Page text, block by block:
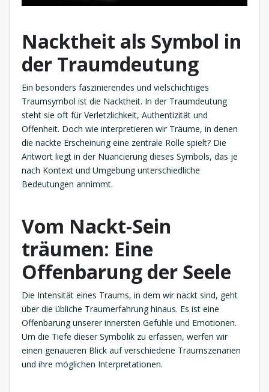
Nacktheit als Symbol in
der Traumdeutung
Ein besonders faszinierendes und vielschichtiges
Traumsymbol ist die Nacktheit. In der Traumdeutung
steht sie oft für Verletzlichkeit, Authentizität und
Offenheit. Doch wie interpretieren wir Träume, in denen
die nackte Erscheinung eine zentrale Rolle spielt? Die
Antwort liegt in der Nuancierung dieses Symbols, das je
nach Kontext und Umgebung unterschiedliche
Bedeutungen annimmt.
Vom Nackt-Sein
träumen: Eine
Offenbarung der Seele
Die Intensität eines Traums, in dem wir nackt sind, geht
über die übliche Traumerfahrung hinaus. Es ist eine
Offenbarung unserer innersten Gefühle und Emotionen.
Um die Tiefe dieser Symbolik zu erfassen, werfen wir
einen genaueren Blick auf verschiedene Traumszenarien
und ihre möglichen Interpretationen.